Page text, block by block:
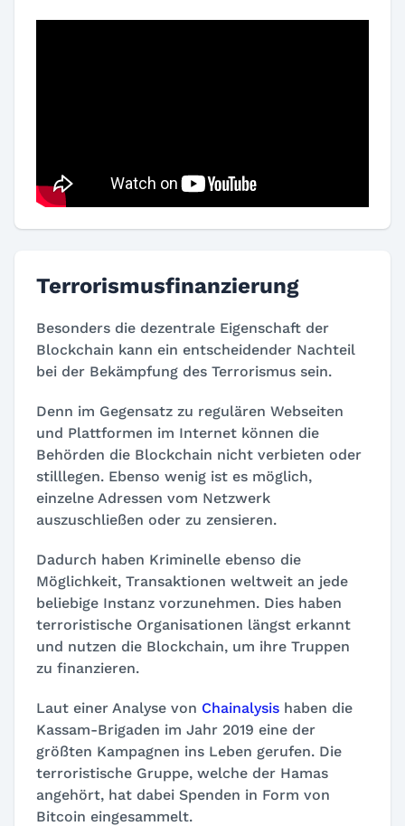
Terrorismusfinanzierung
Besonders die dezentrale Eigenschaft der
Blockchain kann ein entscheidender Nachteil
bei der Bekämpfung des Terrorismus sein.
Denn im Gegensatz zu regulären Webseiten
und Plattformen im Internet können die
Behörden die Blockchain nicht verbieten oder
stilllegen. Ebenso wenig ist es möglich,
einzelne Adressen vom Netzwerk
auszuschließen oder zu zensieren.
Dadurch haben Kriminelle ebenso die
Möglichkeit, Transaktionen weltweit an jede
beliebige Instanz vorzunehmen. Dies haben
terroristische Organisationen längst erkannt
und nutzen die Blockchain, um ihre Truppen
zu finanzieren.
Laut einer Analyse von Chainalysis haben die
Kassam-Brigaden im Jahr 2019 eine der
größten Kampagnen ins Leben gerufen. Die
terroristische Gruppe, welche der Hamas
angehört, hat dabei Spenden in Form von
Bitcoin eingesammelt.